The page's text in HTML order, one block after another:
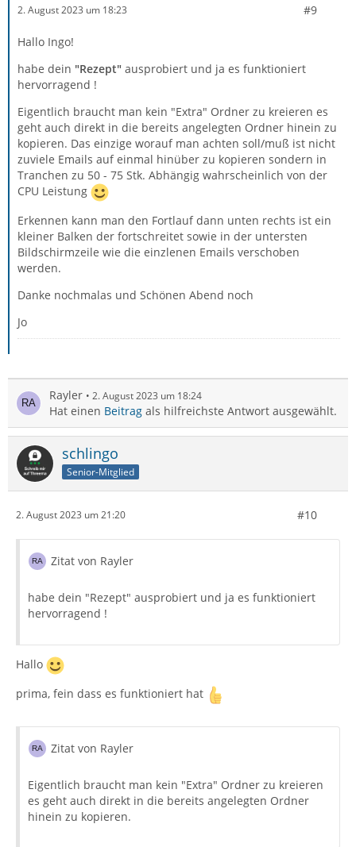
2. August 2023 um 18:23 #9
Hallo Ingo!
habe dein "Rezept" ausprobiert und ja es funktioniert
hervorragend !
Eigentlich braucht man kein "Extra" Ordner zu kreieren es
geht auch direkt in die bereits angelegten Ordner hinein zu
kopieren. Das einzige worauf man achten soll/muß ist nicht
zuviele Emails auf einmal hinüber zu kopieren sondern in
Tranchen zu 50 - 75 Stk. Abhängig wahrscheinlich von der
CPU Leistung
Erkennen kann man den Fortlauf dann unten rechts ist ein
kleiner Balken der fortschreitet sowie in der untersten
Bildschirmzeile wie die einzlenen Emails verschoben
werden.
Danke nochmalas und Schönen Abend noch
Jo
Rayler 2. August 2023 um 18:24
Hat einen Beitrag als hilfreichste Antwort ausgewählt.
schlingo
Senior-Mitglied
2. August 2023 um 21:20 #10
Zitat von Rayler
habe dein "Rezept" ausprobiert und ja es funktioniert
hervorragend !
Hallo
prima, fein dass es funktioniert hat
Zitat von Rayler
Eigentlich braucht man kein "Extra" Ordner zu kreieren
es geht auch direkt in die bereits angelegten Ordner
hinein zu kopieren.